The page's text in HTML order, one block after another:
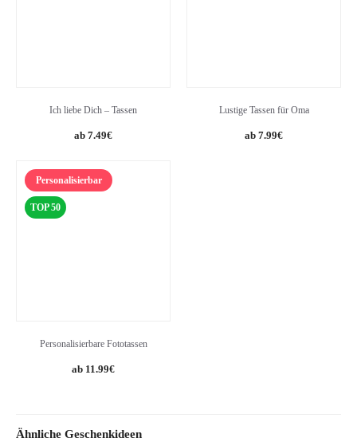
Ich liebe Dich – Tassen
7.49€
Lustige Tassen für Oma
Original
7.99€Current
Personalisierbar
TOP 50
Personalisierbare Fototassen
11.99€
Ähnliche Geschenkideen